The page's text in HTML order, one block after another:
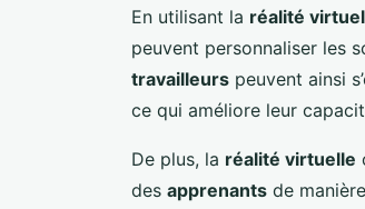
En utilisant la réalité
peuvent personnaliser les
travailleurs peuvent ainsi
ce qui améliore leur
De plus, la réalité virtuelle
des apprenants de